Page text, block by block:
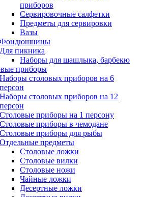
приборов
Сервировочные салфетки
Предметы для сервировки
Вазы
Фондюшницы
Для пикника
Наборы для шашлыка, барбекю
приборы
Наборы столовых приборов на 6
персон
Наборы столовых приборов на 12
персон
Столовые приборы на 1 персону
Столовые приборы в чемодане
Столовые приборы для рыбы
Отдельные предметы
Столовые ложки
Столовые вилки
Столовые ножи
Чайные ложки
Десертные ложки